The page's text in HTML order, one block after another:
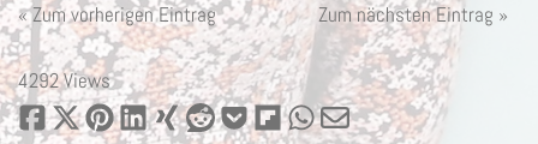
« Zum vorherigen Eintrag
Zum nächsten Eintrag »
4292 Views